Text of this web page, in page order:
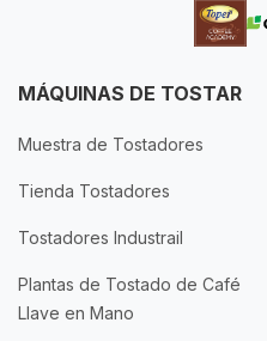
MÁQUINAS DE TOSTAR
Muestra de Tostadores
Tienda Tostadores
Tostadores Industrail
Plantas de Tostado de Café
Llave en Mano